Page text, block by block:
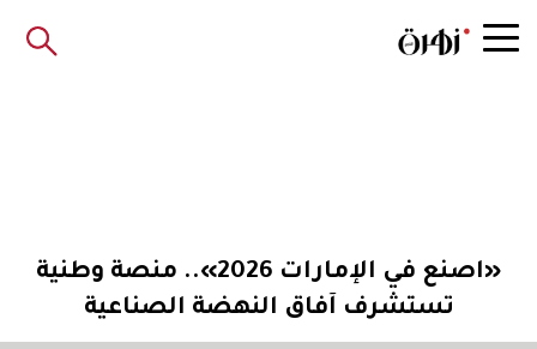
«اصنع في الإمارات 2026».. منصة وطنية
تستشرف آفاق النهضة الصناعية